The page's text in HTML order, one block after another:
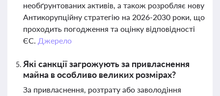
необґрунтованих активів, а також розробляє нову
Антикорупційну стратегію на 2026-2030 роки, що
проходить погодження та оцінку відповідності
ЄС. Джерело
Які санкції загрожують за привласнення
майна в особливо великих розмірах?
За привласнення, розтрату або заволодіння